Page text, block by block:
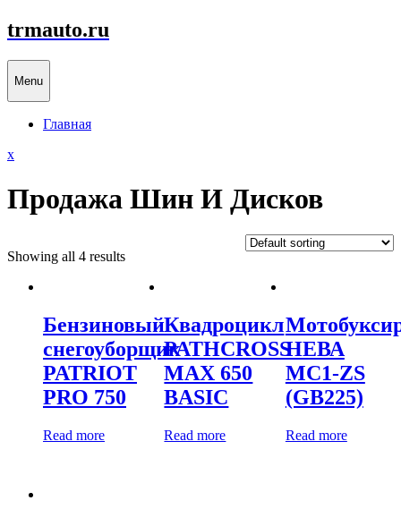
Skip
to
content
trmauto.ru
Menu
Главная
xClose
Продажа Шин И Дисков
Showing all 4 results
Бензиновый
снегоуборщик
PATRIOT
PRO 750
Read more
Квадроцикл
PATHCROSS
MAX 650
BASIC
Read more
НЕВА
МС1-ZS
(GB225)
Read more